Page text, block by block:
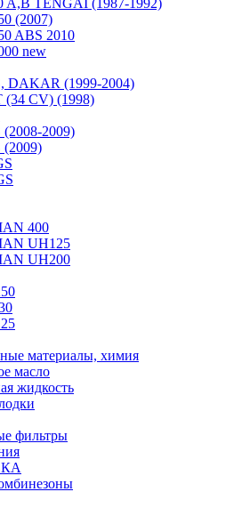
A,B TENGAI (1987-1992)
(2007)
ABS 2010
new
DAKAR (1999-2004)
(34 CV) (1998)
(2008-2009)
(2009)
400
UH125
UH200
материалы, химия
масло
жидкость
фильтры